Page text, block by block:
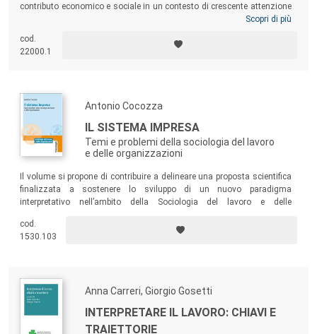
contributo economico e sociale in un contesto di crescente attenzione
globale verso la parità di genere. Le autrici esaminano il tema con uno
economiche, analisi delle politiche europee di supporto e storie di
successo concrete, fornendo un quadro esaustivo e stimolante per
Scopri di più
cod.
22000.1
Antonio Cocozza
IL SISTEMA IMPRESA
Temi e problemi della sociologia del lavoro
e delle organizzazioni
Il volume si propone di contribuire a delineare una proposta scientifica
finalizzata a sostenere lo sviluppo di un nuovo paradigma
interpretativo nell’ambito della Sociologia del lavoro e delle
vocazione interdisciplinare, che sostiene il primato della persona –
come attore ed autore – e la sua libertà nell’agire sociale responsabile.
cod.
1530.103
Anna Carreri, Giorgio Gosetti
INTERPRETARE IL LAVORO: CHIAVI E
TRAIETTORIE